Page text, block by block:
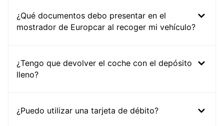
¿Qué documentos debo presentar en el
mostrador de Europcar al recoger mi vehículo?
¿Tengo que devolver el coche con el depósito
lleno?
¿Puedo utilizar una tarjeta de débito?